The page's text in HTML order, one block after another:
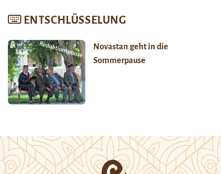
ENTSCHLÜSSELUNG
Novastan geht in die
Sommerpause